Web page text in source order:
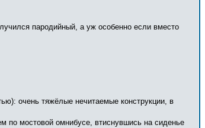
пародийный, а уж особенно если вместо
очень тяжёлые нечитаемые конструкции, в
по мостовой омнибусе, втиснувшись на сиденье